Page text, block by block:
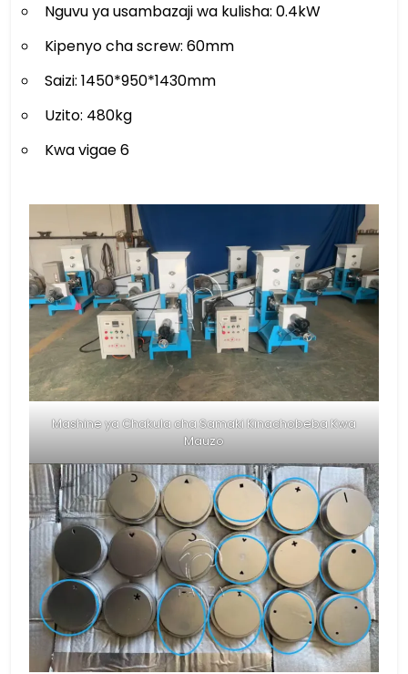
Nguvu ya usambazaji wa kulisha: 0.4kW
Kipenyo cha screw: 60mm
Saizi: 1450*950*1430mm
Uzito: 480kg
Kwa vigae 6
Mashine ya Chakula cha Samaki Kinachobeba Kwa
Mauzo